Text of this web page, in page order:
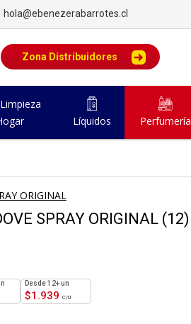
hola@ebenezerabarrotes.cl
Zona Distribuidores
Limpieza
Líquidos Perfumería
ORIGINAL
SPRAY ORIGINAL (12)
$1.939
12+ un